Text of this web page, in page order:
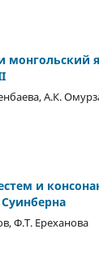
монгольский
А.К.
и
Ф.Т. Ереханова